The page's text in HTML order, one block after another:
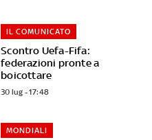
Scontro Uefa-Fifa:
federazioni pronte a
boicottare
IL COMUNICATO
30 lug - 17:48
MONDIALI